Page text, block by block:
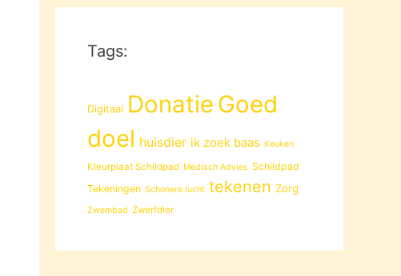
Tags:
Digitaal Donatie Goed
doel huisdier ik zoek baas Keuken
Kleurplaat Schildpad Medisch Advies Schildpad
Tekeningen Schonere lucht tekenen Zorg
Zwembad Zwerfdier